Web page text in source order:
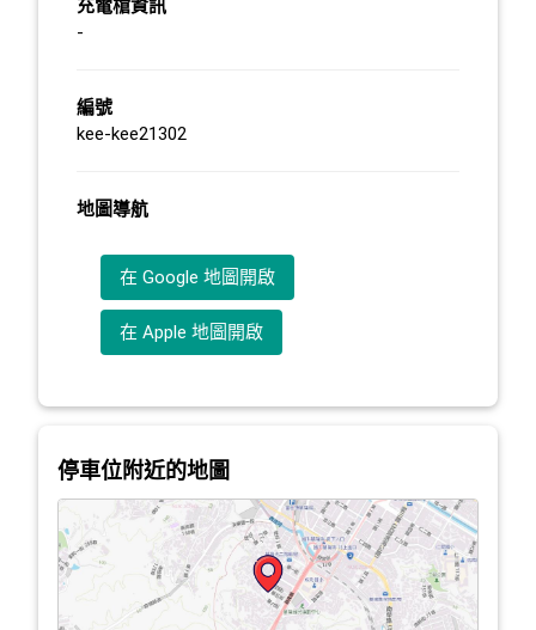
充電槍資訊
-
編號
kee-kee21302
地圖導航
在 Google 地圖開啟
在 Apple 地圖開啟
停車位附近的地圖